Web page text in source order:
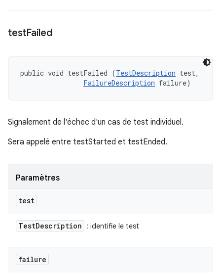
testFailed
public void testFailed (TestDescription test,
FailureDescription failure)
Signalement de l'échec d'un cas de test individuel.
Sera appelé entre testStarted et testEnded.
Paramètres
test
TestDescription : identifie le test
failure